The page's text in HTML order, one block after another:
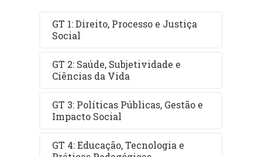
GT 1: Direito, Processo e Justiça
Social
GT 2: Saúde, Subjetividade e
Ciências da Vida
GT 3: Políticas Públicas, Gestão e
Impacto Social
GT 4: Educação, Tecnologia e